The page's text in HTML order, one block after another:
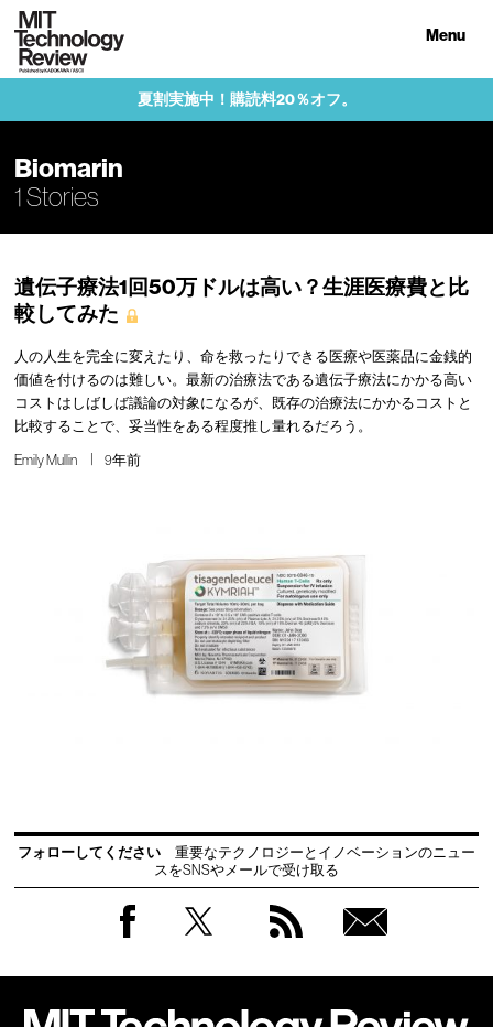
Menu
夏割実施中！購読料20％オフ。
Biomarin
1 Stories
遺伝子療法1回50万ドルは高い？生涯医療費と比
較してみた
人の人生を完全に変えたり、命を救ったりできる医療や医薬品に金銭的
価値を付けるのは難しい。最新の治療法である遺伝子療法にかかる高い
コストはしばしば議論の対象になるが、既存の治療法にかかるコストと
比較することで、妥当性をある程度推し量れるだろう。
Emily Mullin 9年前
フォローしてください
重要なテクノロジーとイノベーションのニュー
スをSNSやメールで受け取る